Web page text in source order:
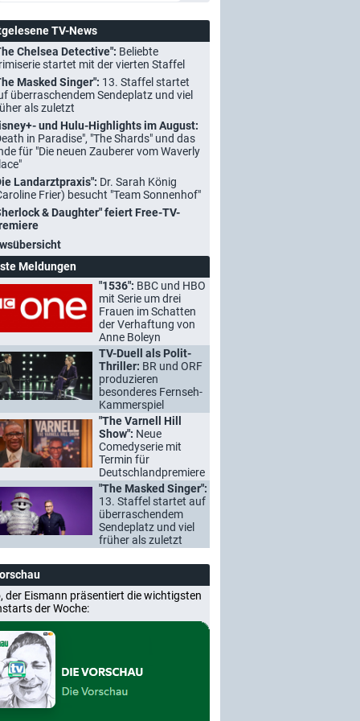
TV-News
Chelsea Detective": Beliebte
startet mit der vierten Staffel
Masked Singer": 13. Staffel startet
überraschendem Sendeplatz und viel
als zuletzt
und Hulu-Highlights im August:
in Paradise", "The Shards" und das
für "Die neuen Zauberer vom Waverly
Landarztpraxis": Dr. Sarah König
Frier) besucht "Team Sonnenhof"
& Daughter" feiert Free-TV-
Meldungen
"1536": BBC und HBO
mit Serie um drei
Frauen im Schatten
der Verhaftung von
Anne Boleyn
TV-Duell als Polit-
Thriller: BR und ORF
produzieren
besonderes Fernseh-
Kammerspiel
"The Varnell Hill
Show": Neue
Comedyserie mit
Termin für
Deutschlandpremiere
"The Masked Singer":
13. Staffel startet auf
überraschendem
Sendeplatz und viel
früher als zuletzt
der Eismann präsentiert die wichtigsten
der Woche: